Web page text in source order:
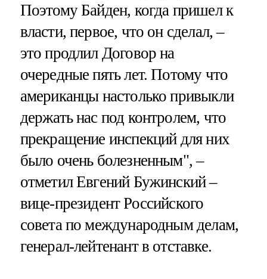
Поэтому Байден, когда пришел к
власти, первое, что он сделал, –
это продлил Договор на
очередные пять лет. Потому что
американцы настолько привыкли
держать нас под контролем, что
прекращение инспекций для них
было очень болезненным", –
отметил Евгений Бужинский –
вице-президент Российского
совета по международным делам,
генерал-лейтенант в отставке.